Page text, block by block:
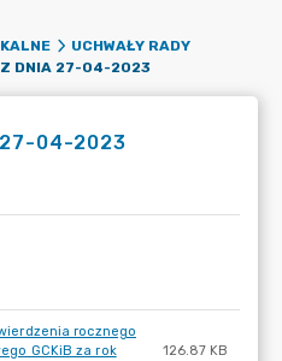
UCHWAŁY RADY
Z DNIA 27-04-2023
04-2023
rocznego
GCKiB za rok
126.87 KB